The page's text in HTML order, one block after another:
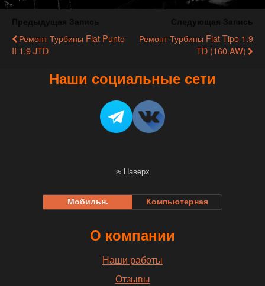
Ремонт Турбины Fiat Puntо
II 1.9 JTD
Ремонт Турбины Fiat Tipo 1.9
TD (160.AW)
Наши социальные сети
Наверх
Мобильн. Компьютерная
О компании
Наши работы
Отзывы